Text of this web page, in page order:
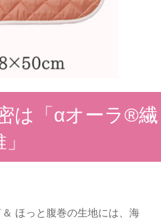
は「αオーラ®繊
ほっと腹巻の生地には、海